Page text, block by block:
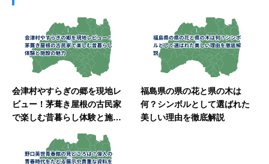
会津村やすらぎの郷を現地レ
ビュー！茅葺き屋根の古民家
で楽しむ昔暮らし体験と施設
福島県の県の花と県の木は
何？シンボルとして選ばれた
美しい理由を徹底解説